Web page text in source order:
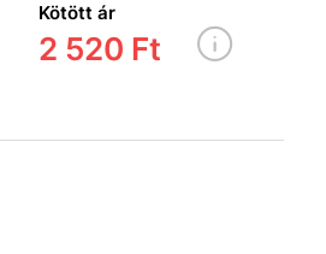
Kötött ár
2 520 Ft